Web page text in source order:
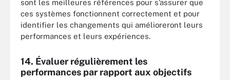
sont les meilleures références pour s’assurer que
ces systèmes fonctionnent correctement et pour
identifier les changements qui amélioreront leurs
performances et leurs expériences.
14. Évaluer régulièrement les
performances par rapport aux objectifs